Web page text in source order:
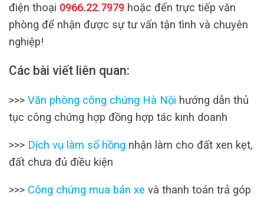
điện thoại 0966.22.7979 hoặc đến trực tiếp văn
phòng để nhận được sự tư vấn tận tình và chuyên
nghiệp!
Các bài viết liên quan:
>>> Văn phòng công chứng Hà Nội hướng dẫn thủ
tục công chứng hợp đồng hợp tác kinh doanh
>>> Dịch vụ làm sổ hồng nhận làm cho đất xen kẹt,
đất chưa đủ điều kiện
>>> Công chứng mua bán xe và thanh toán trả góp